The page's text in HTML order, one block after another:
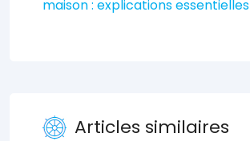
maison : explications essentielles
Articles similaires